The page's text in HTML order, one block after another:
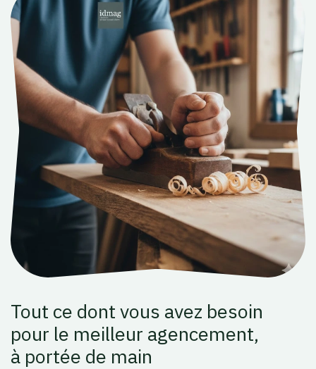
Tout ce dont vous avez besoin
pour le meilleur agencement,
à portée de main